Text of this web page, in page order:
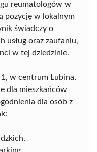
reumatologów w
pozycję w lokalnym
świadczy o
usług oraz zaufaniu,
w tej dziedzinie.
w centrum Lubina,
dla mieszkańców
dla osób z